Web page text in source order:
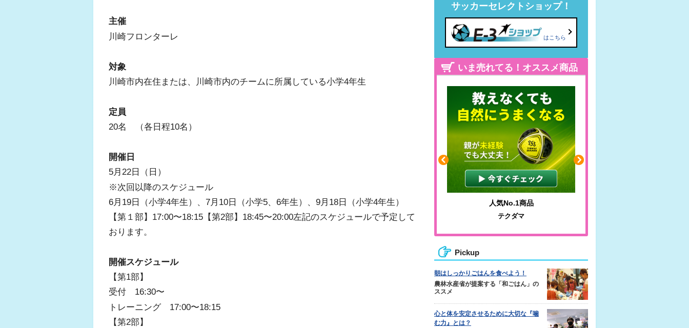
主催
川崎フロンターレ
対象
川崎市内在住または、川崎市内のチームに所属している小学4年生
定員
20名 （各日程10名）
開催日
5月22日（日）
※次回以降のスケジュール
6月19日（小学4年生）、7月10日（小学5、6年生）、9月18日（小学4年生）
【第１部】17:00〜18:15【第2部】18:45〜20:00左記のスケジュールで予定して
おります。
開催スケジュール
【第1部】
受付 16:30〜
トレーニング 17:00〜18:15
【第2部】
サッカーセレクトショップ！
はこちら
いま売れてる！オススメ商品
ふくらはぎの張りや疲れに
ジュニアレッグリカバリー
人気No.1商品
テクダマ
Pickup
朝はしっかりごはんを食べよう！
農林水産省が提案する「和ごはん」の
ススメ
心と体を安定させるために大切な『噛
む力』とは？